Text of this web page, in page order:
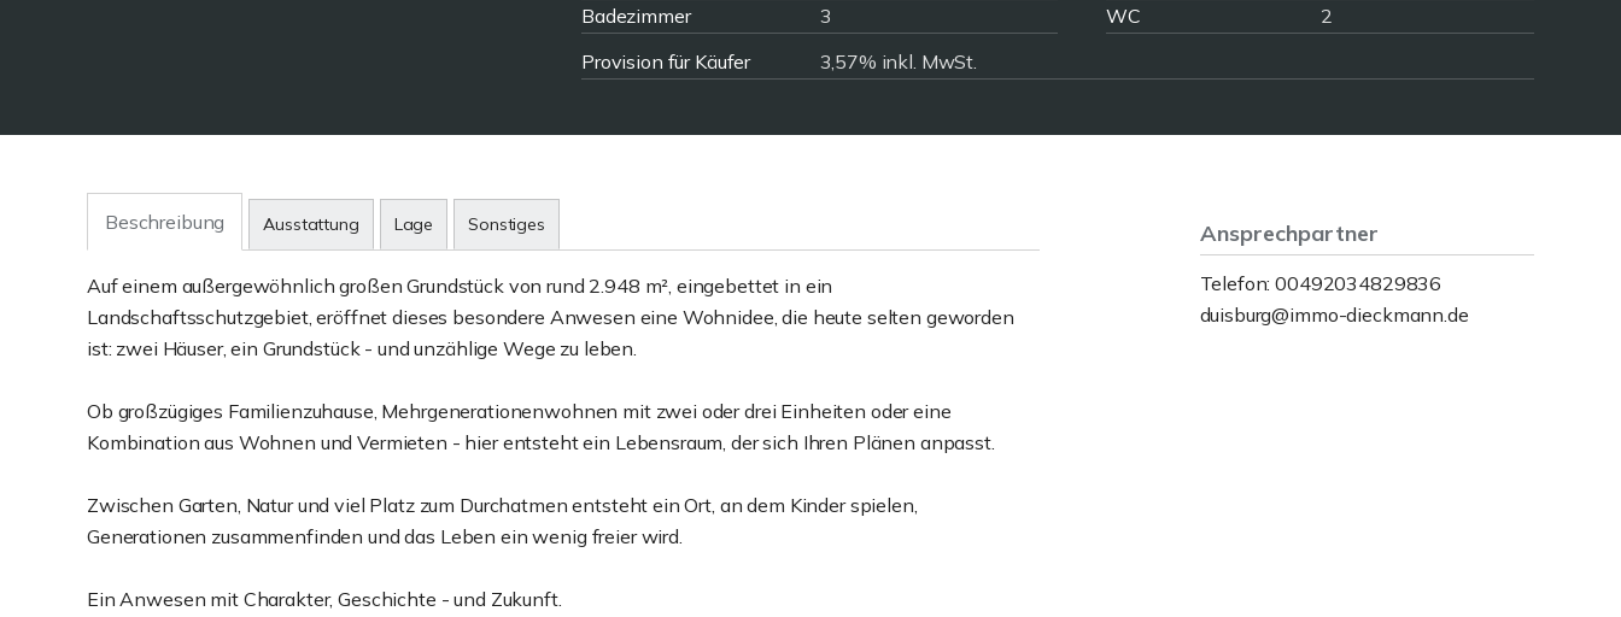
Badezimmer
3 WC
2
Provision für Käufer
3,57% inkl. MwSt.
Beschreibung Ausstattung Lage Sonstiges
Auf einem außergewöhnlich großen Grundstück von rund 2.948 m², eingebettet in ein
Landschaftsschutzgebiet, eröffnet dieses besondere Anwesen eine Wohnidee, die heute selten geworden
ist: zwei Häuser, ein Grundstück - und unzählige Wege zu leben.
Ob großzügiges Familienzuhause, Mehrgenerationenwohnen mit zwei oder drei Einheiten oder eine
Kombination aus Wohnen und Vermieten - hier entsteht ein Lebensraum, der sich Ihren Plänen anpasst.
Zwischen Garten, Natur und viel Platz zum Durchatmen entsteht ein Ort, an dem Kinder spielen,
Generationen zusammenfinden und das Leben ein wenig freier wird.
Ein Anwesen mit Charakter, Geschichte - und Zukunft.
Ansprechpartner
Telefon: 00492034829836
duisburg@immo-dieckmann.de